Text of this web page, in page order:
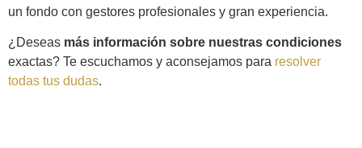
un fondo con gestores profesionales y gran experiencia.
¿Deseas más información sobre nuestras condiciones
exactas? Te escuchamos y aconsejamos para resolver
todas tus dudas.